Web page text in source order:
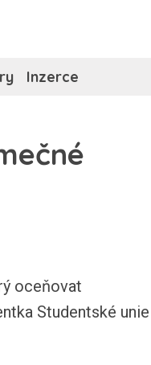
Inzerce
oceňovat
Studentské unie